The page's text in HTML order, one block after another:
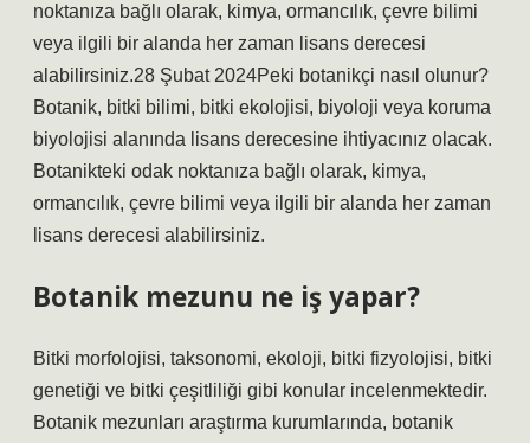
noktanıza bağlı olarak, kimya, ormancılık, çevre bilimi
veya ilgili bir alanda her zaman lisans derecesi
alabilirsiniz.28 Şubat 2024Peki botanikçi nasıl olunur?
Botanik, bitki bilimi, bitki ekolojisi, biyoloji veya koruma
biyolojisi alanında lisans derecesine ihtiyacınız olacak.
Botanikteki odak noktanıza bağlı olarak, kimya,
ormancılık, çevre bilimi veya ilgili bir alanda her zaman
lisans derecesi alabilirsiniz.
Botanik mezunu ne iş yapar?
Bitki morfolojisi, taksonomi, ekoloji, bitki fizyolojisi, bitki
genetiği ve bitki çeşitliliği gibi konular incelenmektedir.
Botanik mezunları araştırma kurumlarında, botanik